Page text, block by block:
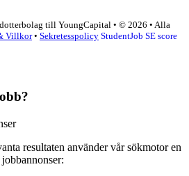
till YoungCapital • © 2026 • Alla
Villkor• Sekretesspolicy StudentJob SE score
resultaten använder vår sökmotor en